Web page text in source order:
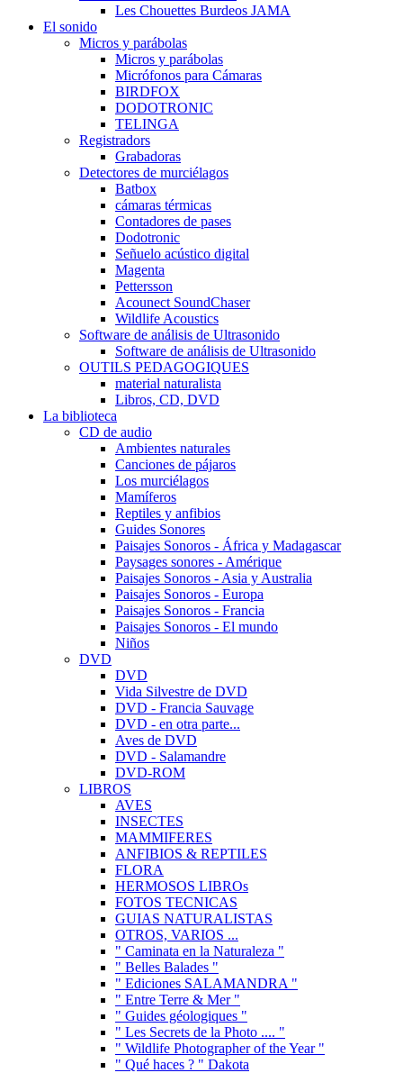
Les Chouettes Burdeos JAMA
El sonido
Micros y parábolas
Micros y parábolas
Micrófonos para Cámaras
BIRDFOX
DODOTRONIC
TELINGA
Registradors
Grabadoras
Detectores de murciélagos
Batbox
cámaras térmicas
Contadores de pases
Dodotronic
Señuelo acústico digital
Magenta
Pettersson
Acounect SoundChaser
Wildlife Acoustics
Software de análisis de Ultrasonido
Software de análisis de Ultrasonido
OUTILS PEDAGOGIQUES
material naturalista
Libros, CD, DVD
La biblioteca
CD de audio
Ambientes naturales
Canciones de pájaros
Los murciélagos
Mamíferos
Reptiles y anfibios
Guides Sonores
Paisajes Sonoros - África y Madagascar
Paysages sonores - Amérique
Paisajes Sonoros - Asia y Australia
Paisajes Sonoros - Europa
Paisajes Sonoros - Francia
Paisajes Sonoros - El mundo
Niños
DVD
DVD
Vida Silvestre de DVD
DVD - Francia Sauvage
DVD - en otra parte...
Aves de DVD
DVD - Salamandre
DVD-ROM
LIBROS
AVES
INSECTES
MAMMIFERES
ANFIBIOS & REPTILES
FLORA
HERMOSOS LIBROs
FOTOS TECNICAS
GUIAS NATURALISTAS
OTROS, VARIOS ...
" Caminata en la Naturaleza "
" Belles Balades "
" Ediciones SALAMANDRA "
" Entre Terre & Mer "
" Guides géologiques "
" Les Secrets de la Photo .... "
" Wildlife Photographer of the Year "
" Qué haces ? " Dakota